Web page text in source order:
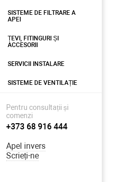
SISTEME DE FILTRARE A
APEI
ȚEVI, FITINGURI ȘI
ACCESORII
SERVICII INSTALARE
SISTEME DE VENTILAȚIE
Pentru consultații și
comenzi
+373 68 916 444
Apel invers
Scrieți-ne